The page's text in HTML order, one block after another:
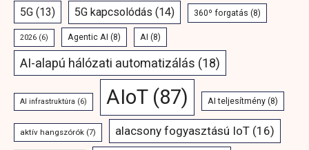
5G (13) 5G kapcsolódás (14) 360º forgatás (8)
2026 (6) Agentic AI (8) AI (8)
AI-alapú hálózati automatizálás (18)
AI infrastruktúra (6) AIoT(87) AI teljesítmény (8)
aktív hangszórók (7) alacsony fogyasztású IoT (16)